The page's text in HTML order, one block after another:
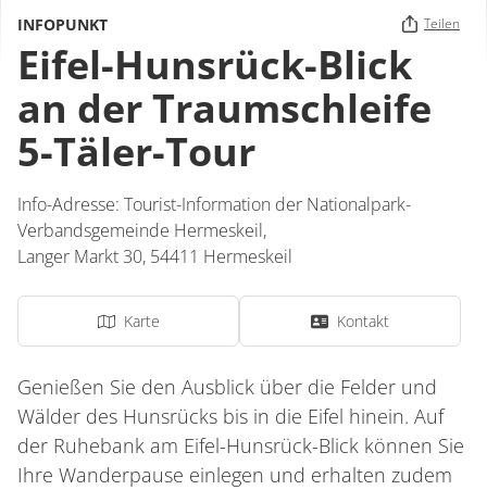
INFOPUNKT Teilen
Eifel-Hunsrück-Blick
an der Traumschleife
5-Täler-Tour
Info-Adresse: Tourist-Information der Nationalpark-
Verbandsgemeinde Hermeskeil,
Langer Markt 30, 54411 Hermeskeil
Karte Kontakt
Genießen Sie den Ausblick über die Felder und
Wälder des Hunsrücks bis in die Eifel hinein. Auf
der Ruhebank am Eifel-Hunsrück-Blick können Sie
Ihre Wanderpause einlegen und erhalten zudem